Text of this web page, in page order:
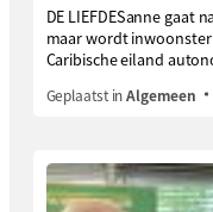
DE LIEFDESanne gaat
maar wordt
Caribische eiland
Geplaatst inAlgemeen